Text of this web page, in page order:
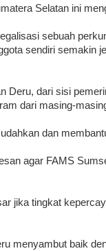
Selatan ini
sebuah
sendiri semakin
Deru, dari sisi
dari masing-
dan
agar FAMS
jika tingkat
menyambut baik